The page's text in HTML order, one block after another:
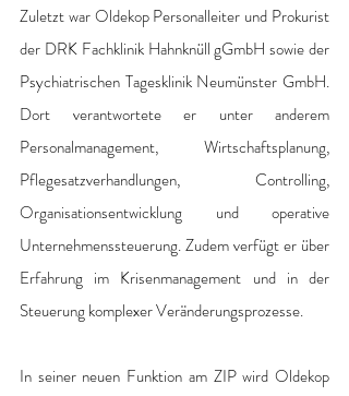
Zuletzt war Oldekop Personalleiter und Prokurist
der DRK Fachklinik Hahnknüll gGmbH sowie der
Psychiatrischen Tagesklinik Neumünster GmbH.
Dort verantwortete er unter anderem
Personalmanagement, Wirtschaftsplanung,
Pflegesatzverhandlungen, Controlling,
Organisationsentwicklung und operative
Unternehmenssteuerung. Zudem verfügt er über
Erfahrung im Krisenmanagement und in der
Steuerung komplexer Veränderungsprozesse.
In seiner neuen Funktion am ZIP wird Oldekop